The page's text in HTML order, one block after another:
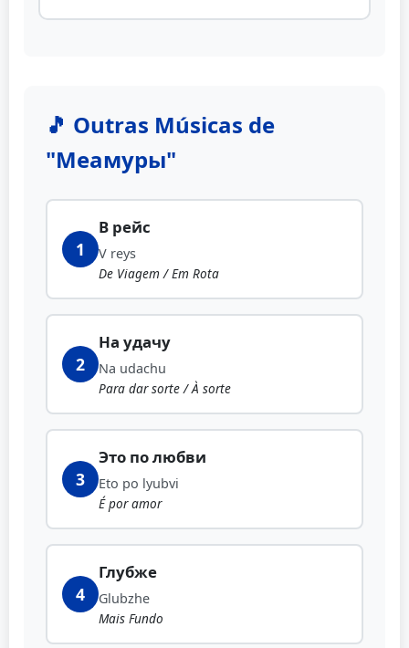
🎵 Outras Músicas de
"Меамуры"
1
В рейс
V reys
De Viagem / Em Rota
2
На удачу
Na udachu
Para dar sorte / À sorte
3
Это по любви
Eto po lyubvi
É por amor
4
Глубже
Glubzhe
Mais Fundo